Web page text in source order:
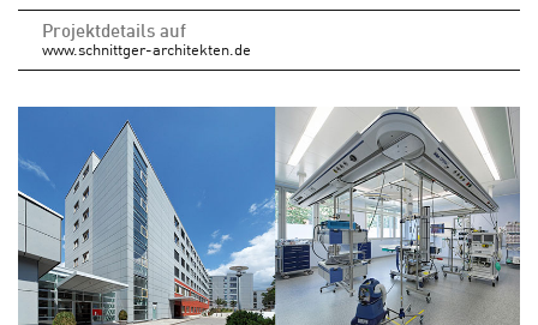
Projektdetails auf
www.schnittger-architekten.de